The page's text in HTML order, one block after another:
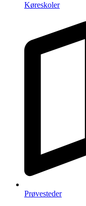
Køreskoler
Prøvesteder